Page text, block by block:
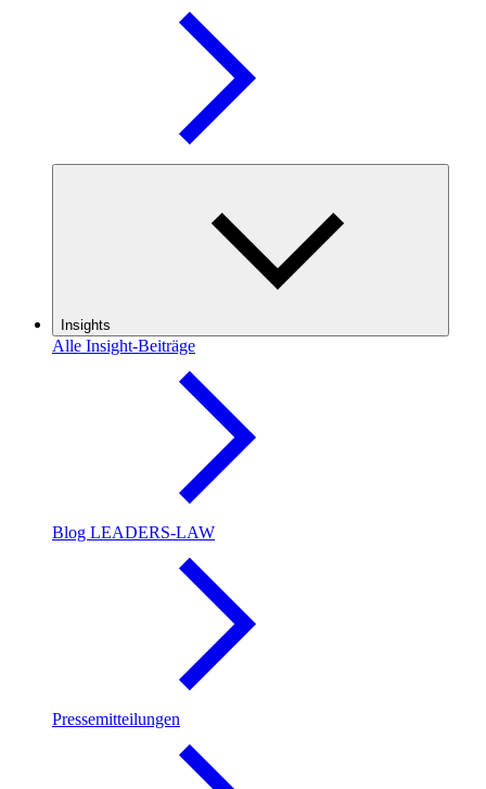
Insights
Alle Insight-Beiträge
Blog LEADERS-LAW
Pressemitteilungen